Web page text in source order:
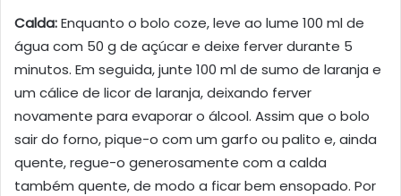
Calda:Enquanto o bolo coze, leve ao lume 100 ml de
água com 50 g de açúcar e deixe ferver durante 5
minutos. Em seguida, junte 100 ml de sumo de laranja e
um cálice de licor de laranja, deixando ferver
novamente para evaporar o álcool. Assim que o bolo
sair do forno, pique-o com um garfo ou palito e, ainda
quente, regue-o generosamente com a calda
também quente, de modo a ficar bem ensopado. Por